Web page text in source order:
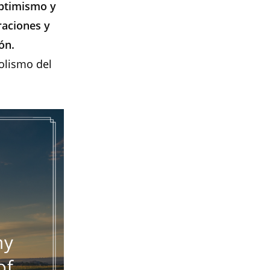
y
y
del